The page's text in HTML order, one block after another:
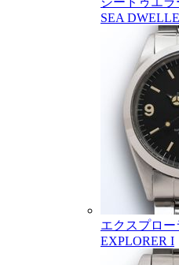
SEA
エクスプロー
EXPLORER I